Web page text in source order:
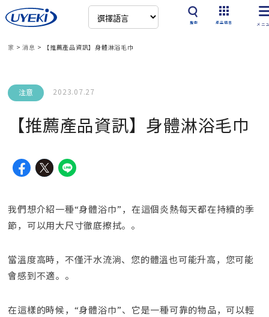
搜索 產品信息
家 >消息 > 【推薦產品資訊】身體淋浴毛巾
2023.07.27
注意
【推薦產品資訊】身體淋浴毛巾
我們想介紹一種“身體浴巾”，在這個炎熱每天都在持續的季
節，可以用大尺寸徹底擦拭。。
當溫度高時，不僅汗水流淌、您的體溫也可能升高，您可能
會感到不適。。
在這樣的時候，“身體浴巾”、它是一種可靠的物品，可以輕